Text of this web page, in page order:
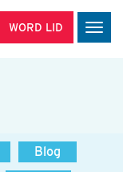
WORD LID
Blog